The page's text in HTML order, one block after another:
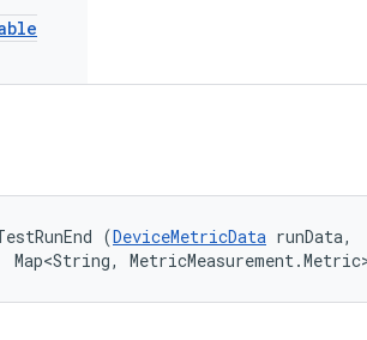
(DeviceMetricData runData,
Map<String,